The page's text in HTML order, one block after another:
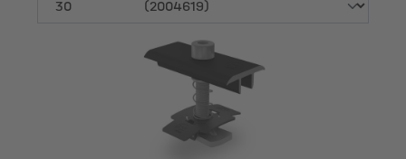
Hauteur du cadre du module [mm]